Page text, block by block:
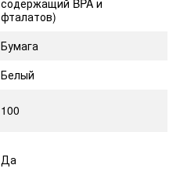
содержащий BPA и
фталатов)
Бумага
Белый
100
Да